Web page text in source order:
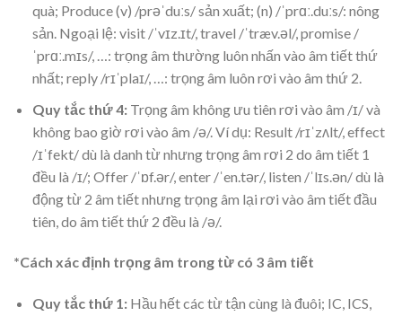
quà; Produce (v) /prəˈduːs/ sản xuất; (n) /ˈprɑː.duːs/: nông
sản. Ngoại lệ: visit /ˈvɪz.ɪt/, travel /ˈtræv.əl/, promise /
ˈprɑː.mɪs/, …: trọng âm thường luôn nhấn vào âm tiết thứ
nhất; reply /rɪˈplaɪ/, …: trọng âm luôn rơi vào âm thứ 2.
Quy tắc thứ 4: Trọng âm không ưu tiên rơi vào âm /ɪ/ và
không bao giờ rơi vào âm /ə/. Ví dụ: Result /rɪˈzʌlt/, effect
/ɪˈfekt/ dù là danh từ nhưng trọng âm rơi 2 do âm tiết 1
đều là /ɪ/; Offer /ˈɒf.ər/, enter /ˈen.tər/, listen /ˈlɪs.ən/ dù là
động từ 2 âm tiết nhưng trọng âm lại rơi vào âm tiết đầu
tiên, do âm tiết thứ 2 đều là /ə/.
*Cách xác định trọng âm trong từ có 3 âm tiết
Quy tắc thứ 1:Hầu hết các từ tận cùng là đuôi; IC, ICS,